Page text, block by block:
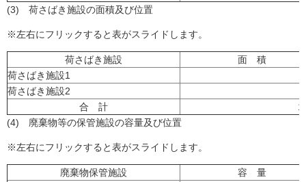
(3) 荷さばき施設の面積及び位置
※左右にフリックすると表がスライドします。
荷さばき施設
面 積
荷さばき施設1
荷さばき施設2
合 計
(4) 廃棄物等の保管施設の容量及び位置
※左右にフリックすると表がスライドします。
廃棄物保管施設
容 量